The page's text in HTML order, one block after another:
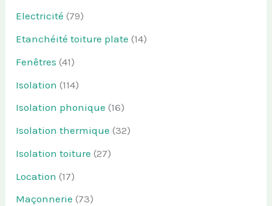
Electricité (79)
Etanchéité toiture plate (14)
Fenêtres (41)
Isolation (114)
Isolation phonique (16)
Isolation thermique (32)
Isolation toiture (27)
Location (17)
Maçonnerie (73)